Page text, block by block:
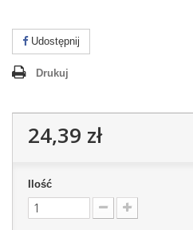
Udostępnij
Drukuj
24,39 zł
Ilość